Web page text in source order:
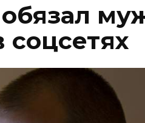
соцсетях